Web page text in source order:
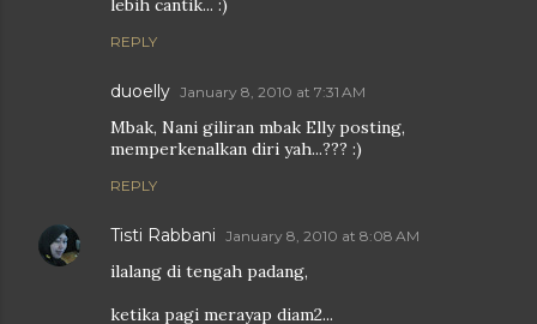
lebih cantik... :)
REPLY
duoelly January 8, 2010 at 7:31 AM
Mbak, Nani giliran mbak Elly posting,
memperkenalkan diri yah...??? :)
REPLY
Tisti Rabbani January 8, 2010 at 8:08 AM
ilalang di tengah padang,
ketika pagi merayap diam2...